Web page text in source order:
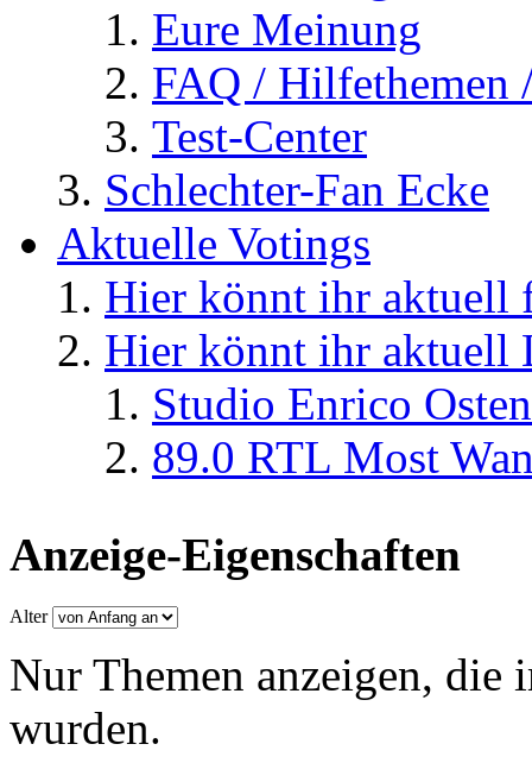
Eure Meinung
FAQ / Hilfethemen
Test-Center
Schlechter-Fan Ecke
Aktuelle Votings
Hier könnt ihr aktuell
Hier könnt ihr aktuell
Studio Enrico
89.0 RTL Most
Anzeige-Eigenschaften
Alter
Nur Themen anzeigen, die
wurden.